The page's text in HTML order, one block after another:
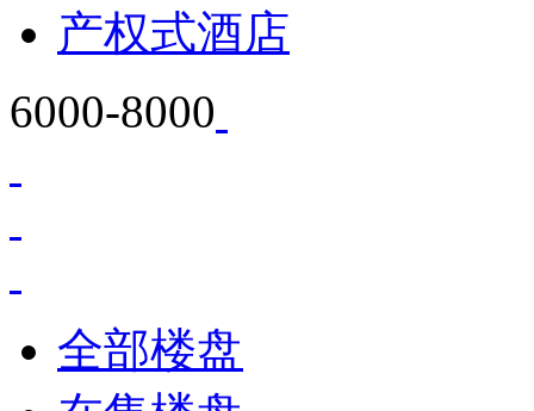
产权式酒店
6000-8000
全部楼盘